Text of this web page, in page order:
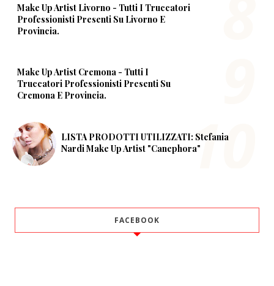
Make Up Artist Livorno - Tutti I Truccatori
Professionisti Presenti Su Livorno E
Provincia.
Make Up Artist Cremona - Tutti I
Truccatori Professionisti Presenti Su
Cremona E Provincia.
LISTA PRODOTTI UTILIZZATI: Stefania
Nardi Make Up Artist "Canephora"
FACEBOOK